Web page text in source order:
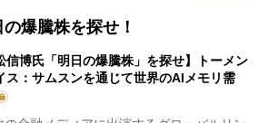
爆騰株を探せ！
信博氏「明日の爆騰株」を探せ】トーメン
ス：サムスンを通じて世界のAIメモリ需